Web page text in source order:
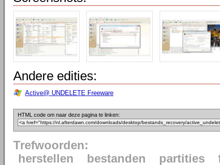
Andere edities:
Active@ UNDELETE Freeware
HTML code om naar deze pagina te linken:
Trefwoorden:
herstellen
bestanden partities